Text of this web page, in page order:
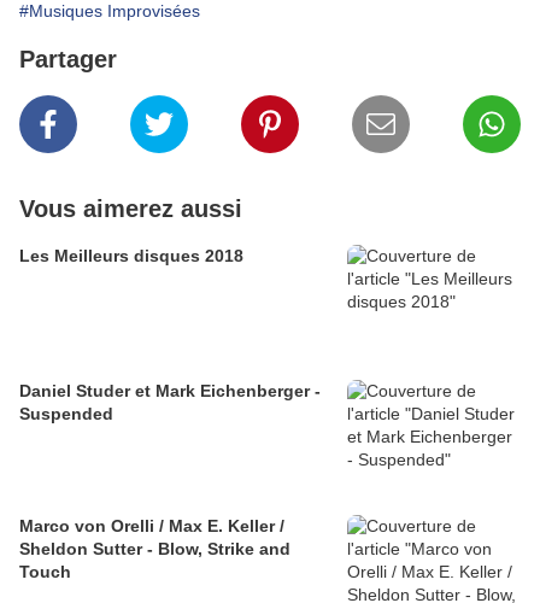
#Musiques Improvisées
Partager
Vous aimerez aussi
Les Meilleurs disques 2018
Daniel Studer et Mark Eichenberger -
Suspended
Marco von Orelli / Max E. Keller /
Sheldon Sutter - Blow, Strike and
Touch